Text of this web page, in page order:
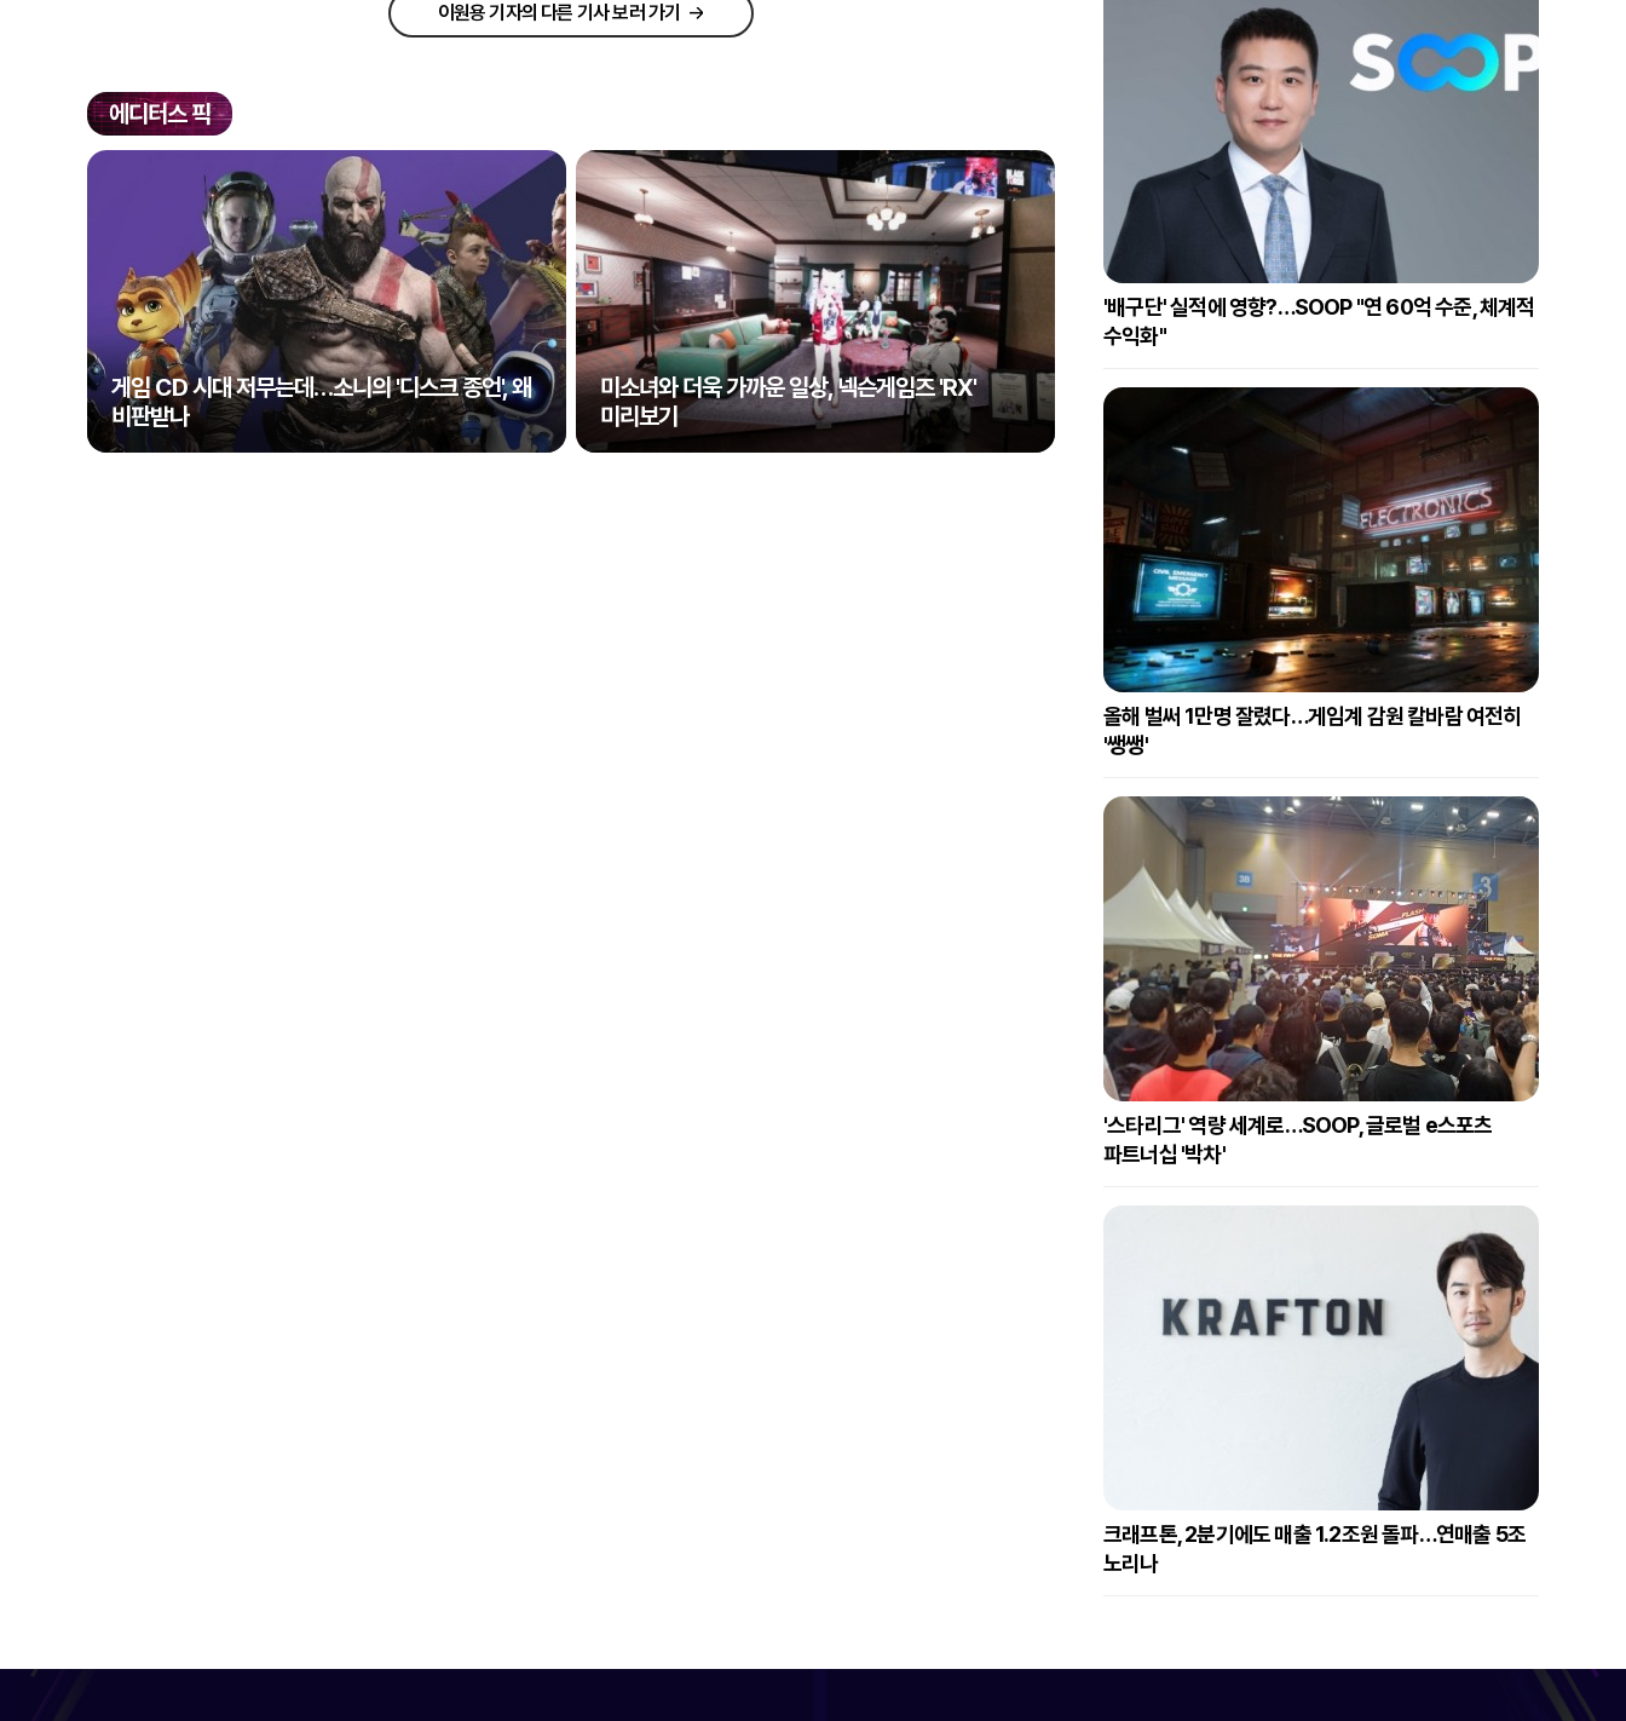
이원용 기자의 다른 기사 보러 가기
에디터스 픽
게임 CD 시대 저무는데…소니의 '디스크 종언', 왜
비판받나
미소녀와 더욱 가까운 일상, 넥슨게임즈 'RX'
미리보기
'배구단' 실적에 영향?…SOOP "연 60억 수준, 체계적
수익화"
올해 벌써 1만명 잘렸다…게임계 감원 칼바람 여전히
'쌩쌩'
'스타리그' 역량 세계로…SOOP, 글로벌 e스포츠
파트너십 '박차'
크래프톤, 2분기에도 매출 1.2조원 돌파…연매출 5조
노리나